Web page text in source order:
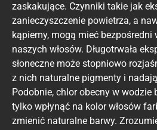
zaskakujące. Czynniki takie jak
zanieczyszczenie powietrza, a
kąpiemy, mogą mieć bezpośredni
naszych włosów. Długotrwała
słoneczne może stopniowo
z nich naturalne pigmenty i
Podobnie, chlor obecny w wodzie
tylko wpłynąć na kolor włosów
zmienić naturalne barwy.